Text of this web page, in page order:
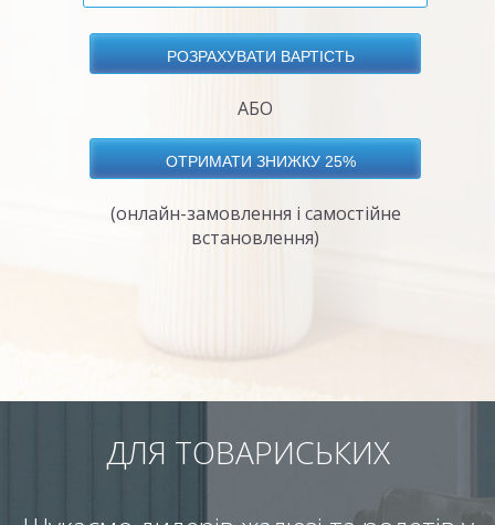
АБО
(онлайн-замовлення і самостійне
встановлення)
ДЛЯ ТОВАРИСЬКИХ